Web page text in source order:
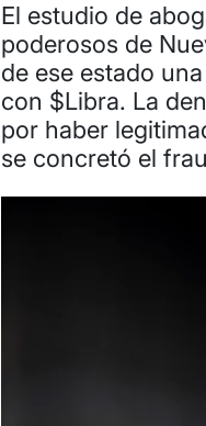
El estudio de
poderosos de
de ese estado
con $Libra. La
por haber
se concretó el